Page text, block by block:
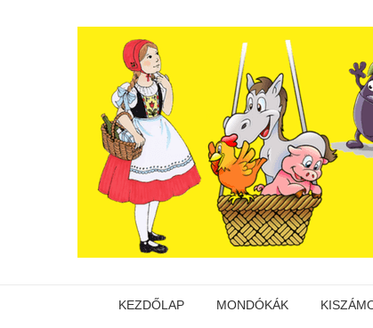
KEZDŐLAP MONDÓKÁK